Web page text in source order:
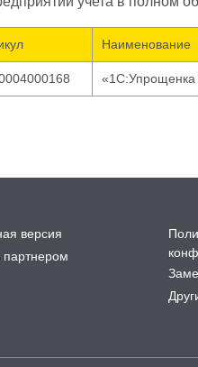
Наименование
«1С:Упрощенка
версия
партнером